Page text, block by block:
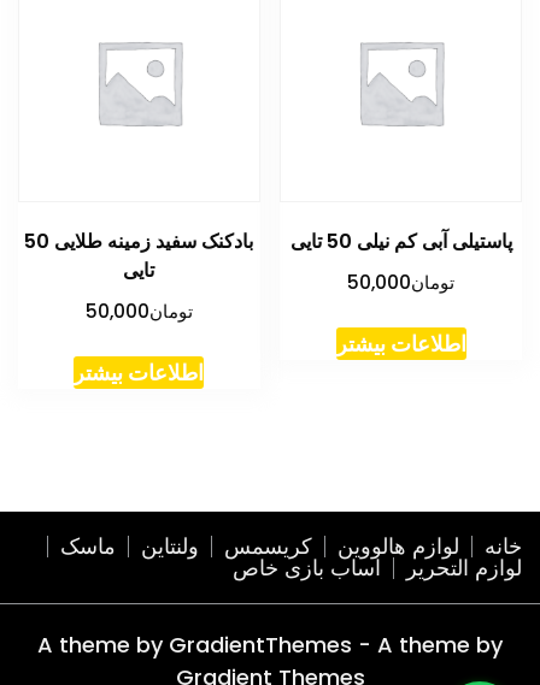
پاستیلی آبی کم نیلی 50 تایی
تومان50,000
اطلاعات بیشتر
بادکنک سفید زمینه طلایی 50
تایی
تومان50,000
اطلاعات بیشتر
خانه لوازم هالووین کریسمس ولنتاین ماسک
لوازم التحریر اساب بازی خاص
A theme by GradientThemes - A theme by
Gradient Themes